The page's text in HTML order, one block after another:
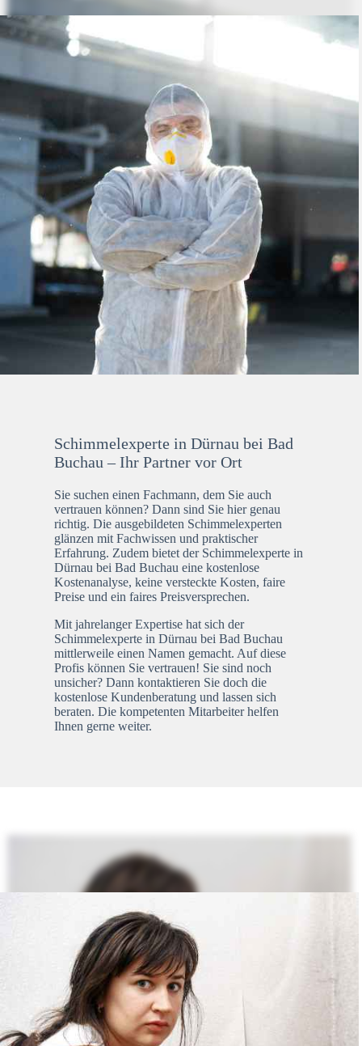
Schimmelexperte in Dürnau bei Bad
Buchau – Ihr Partner vor Ort
Sie suchen einen Fachmann, dem Sie auch
vertrauen können? Dann sind Sie hier genau
richtig. Die ausgebildeten Schimmelexperten
glänzen mit Fachwissen und praktischer
Erfahrung. Zudem bietet der Schimmelexperte in
Dürnau bei Bad Buchau eine kostenlose
Kostenanalyse, keine versteckte Kosten, faire
Preise und ein faires Preisversprechen.
Mit jahrelanger Expertise hat sich der
Schimmelexperte in Dürnau bei Bad Buchau
mittlerweile einen Namen gemacht. Auf diese
Profis können Sie vertrauen! Sie sind noch
unsicher? Dann kontaktieren Sie doch die
kostenlose Kundenberatung und lassen sich
beraten. Die kompetenten Mitarbeiter helfen
Ihnen gerne weiter.